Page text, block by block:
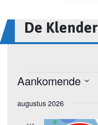
De Klender